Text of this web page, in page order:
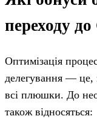
переходу
Оптимізація
делегування — це,
всі плюшки. До
також відносяться: